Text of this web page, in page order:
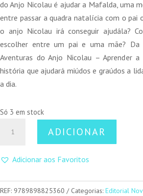
do Anjo Nicolau é ajudar a Mafalda, uma
entre passar a quadra natalícia com o pai
o anjo Nicolau irá conseguir ajudála?
escolher entre um pai e uma mãe? Da
Aventuras do Anjo Nicolau – Aprender a
história que ajudará miúdos e graúdos a
a dia.
Só 3 em stock
Aventuras
Anjo
ADICIONAR
Adicionar aos Favoritos
REF: 9789898825360 Categorias: Editorial